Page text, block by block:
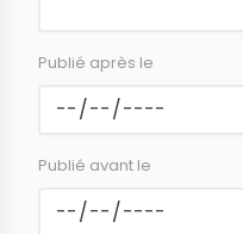
Publié après le
Publié avant le